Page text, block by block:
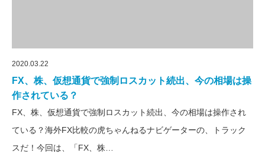
2020.03.22
FX、株、仮想通貨で強制ロスカット続出、今の相場は操
作されている？
FX、株、仮想通貨で強制ロスカット続出、今の相場は操作され
ている？海外FX比較の虎ちゃんねるナビゲーターの、トラック
スだ！今回は、「FX、株…